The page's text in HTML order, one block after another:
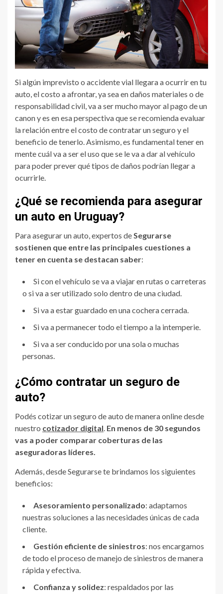
Si algún imprevisto o accidente vial llegara a ocurrir en tu
auto, el costo a afrontar, ya sea en daños materiales o de
responsabilidad civil, va a ser mucho mayor al pago de un
canon y es en esa perspectiva que se recomienda evaluar
la relación entre el costo de contratar un seguro y el
beneficio de tenerlo. Asimismo, es fundamental tener en
mente cuál va a ser el uso que se le va a dar al vehículo
para poder prever qué tipos de daños podrían llegar a
ocurrirle.
¿Qué se recomienda para asegurar
un auto en Uruguay?
Para asegurar un auto, expertos deSegurarse
sostienen que entre las principales cuestiones a
tener en cuenta se destacan saber:
Si con el vehículo se va a viajar en rutas o carreteras
o si va a ser utilizado solo dentro de una ciudad.
Si va a estar guardado en una cochera cerrada.
Si va a permanecer todo el tiempo a la intemperie.
Si va a ser conducido por una sola o muchas
personas.
¿Cómo contratar un seguro de
auto?
Podés cotizar un seguro de auto de manera online desde
nuestro cotizador digital. En menos de 30 segundos
vas a poder comparar coberturas de las
aseguradoras líderes.
Además, desde Segurarse te brindamos los siguientes
beneficios:
Asesoramiento personalizado: adaptamos
nuestras soluciones a las necesidades únicas de cada
cliente.
Gestión eficiente de siniestros: nos encargamos
de todo el proceso de manejo de siniestros de manera
rápida y efectiva.
Confianza y solidez: respaldados por las